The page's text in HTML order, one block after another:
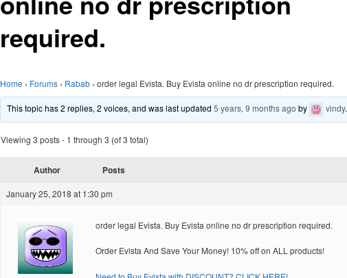
required.
Home › Forums › Rabab › order legal Evista. Buy Evista online no dr prescription required.
This topic has 2 replies, 2 voices, and was last updated5 years, 9 months ago by vindy.
Viewing 3 posts - 1 through 3 (of 3 total)
Author Posts
January 25, 2018 at 1:30 pm
order legal Evista. Buy Evista online no dr prescription required.
Order Evista And Save Your Money! 10% off on ALL products!